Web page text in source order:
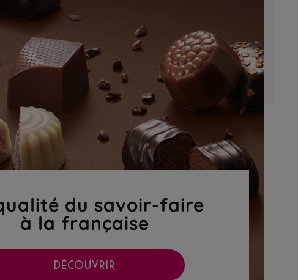
du savoir-faire
à la française
DÉCOUVRIR